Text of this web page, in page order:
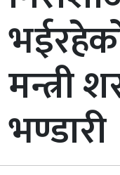
मन्त्री
भण्डारी